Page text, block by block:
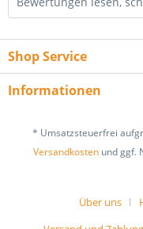
Shop Service
Informationen
* Umsatzsteuerfrei
Versandkosten und ggf.
Über uns